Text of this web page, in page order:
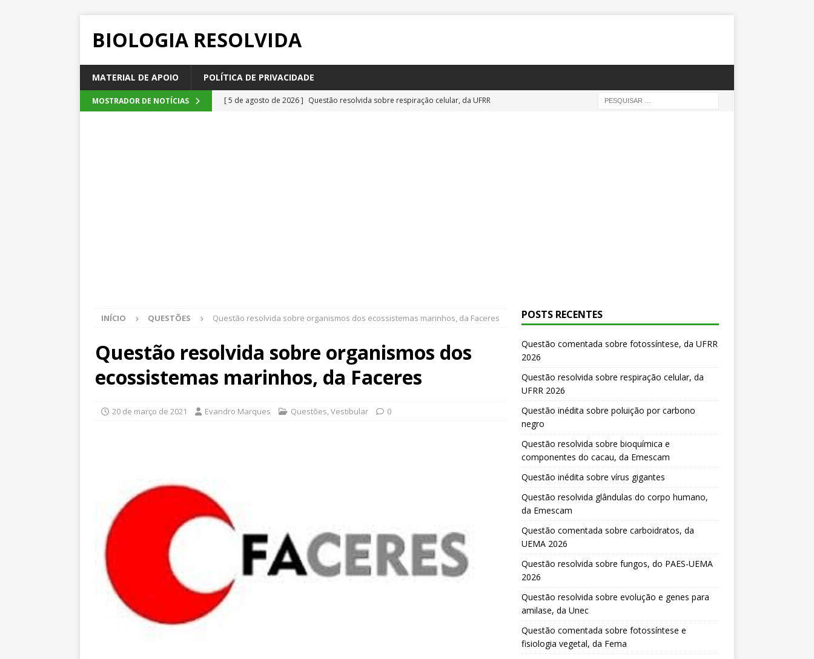
BIOLOGIA RESOLVIDA
MATERIAL DE APOIO POLÍTICA DE PRIVACIDADE
MOSTRADOR DE NOTÍCIAS [ 5 de agosto de 2026 ] Questão resolvida sobre respiração celular, da UFRR
INÍCIO QUESTÕES Questão resolvida sobre organismos dos ecossistemas marinhos, da Faceres
Questão resolvida sobre organismos dos
ecossistemas marinhos, da Faceres
20 de março de 2021 Evandro Marques Questões,Vestibular 0
POSTS RECENTES
Questão comentada sobre fotossíntese, da UFRR
2026
Questão resolvida sobre respiração celular, da
UFRR 2026
Questão inédita sobre poluição por carbono
negro
Questão resolvida sobre bioquímica e
componentes do cacau, da Emescam
Questão inédita sobre vírus gigantes
Questão resolvida glândulas do corpo humano,
da Emescam
Questão comentada sobre carboidratos, da
UEMA 2026
Questão resolvida sobre fungos, do PAES-UEMA
2026
Questão resolvida sobre evolução e genes para
amilase, da Unec
Questão comentada sobre fotossíntese e
fisiologia vegetal, da Fema